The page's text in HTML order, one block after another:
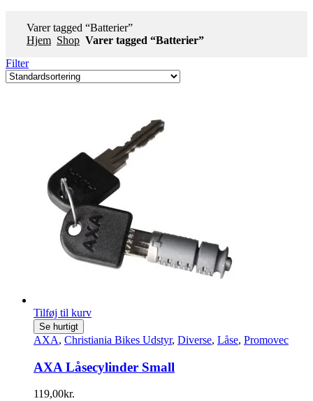
Varer tagged “Batterier”
Hjem Shop Varer tagged “Batterier”
Filter
Tilføj til kurv
Se hurtigt
AXA, Christiania Bikes Udstyr, Diverse, Låse, Promovec
AXA Låsecylinder Small
119,00kr.